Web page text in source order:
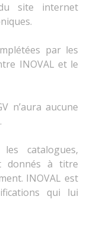
site internet
par les
INOVAL et le
n’aura aucune
catalogues,
donnés à titre
INOVAL est
qui lui